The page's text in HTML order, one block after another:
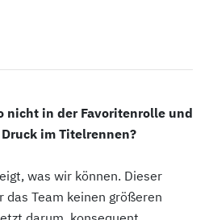
nicht in der Favoritenrolle und
im Titelrennen?
was wir können. Dieser
das Team keinen größeren